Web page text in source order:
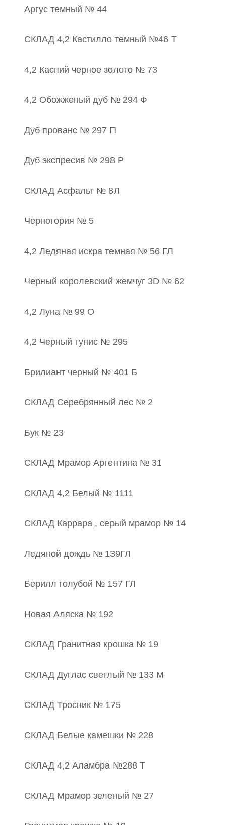
Аргус темный № 44
СКЛАД 4,2 Кастилло темный №46 Т
4,2 Каспий черное золото № 73
4,2 Обожженый дуб № 294 Ф
Дуб прованс № 297 П
Дуб экспресив № 298 Р
СКЛАД Асфальт № 8Л
Черногория № 5
4,2 Ледяная искра темная № 56 ГЛ
Черный королевский жемчуг 3D № 62
4,2 Луна № 99 О
4,2 Черный тунис № 295
Брилиант черный № 401 Б
СКЛАД Серебрянный лес № 2
Бук № 23
СКЛАД Мрамор Аргентина № 31
СКЛАД 4,2 Белый № 1111
СКЛАД Каррара , серый мрамор № 14
Ледяной дождь № 139ГЛ
Берилл голубой № 157 ГЛ
Новая Аляска № 192
СКЛАД Гранитная крошка № 19
СКЛАД Дуглас светлый № 133 М
СКЛАД Тросник № 175
СКЛАД Белые камешки № 228
СКЛАД 4,2 Аламбра №288 Т
СКЛАД Мрамор зеленый № 27